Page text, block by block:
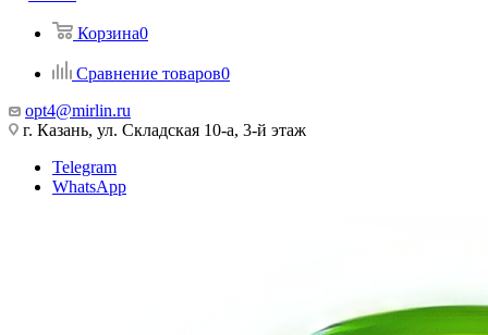
Корзина0
Сравнение товаров0
opt4@mirlin.ru
г. Казань, ул. Складская 10-а, 3-й этаж
Telegram
WhatsApp